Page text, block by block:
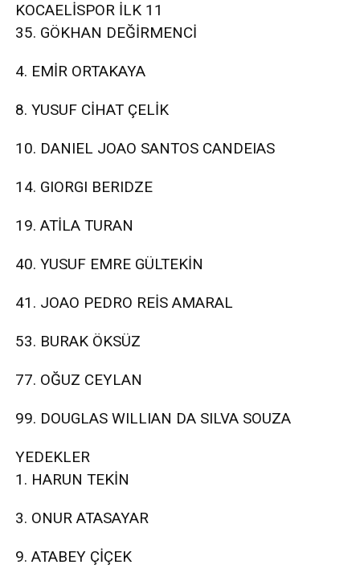
KOCAELİSPOR İLK 11
35. GÖKHAN DEĞİRMENCİ
4. EMİR ORTAKAYA
8. YUSUF CİHAT ÇELİK
10. DANIEL JOAO SANTOS CANDEIAS
14. GIORGI BERIDZE
19. ATİLA TURAN
40. YUSUF EMRE GÜLTEKİN
41. JOAO PEDRO REİS AMARAL
53. BURAK ÖKSÜZ
77. OĞUZ CEYLAN
99. DOUGLAS WILLIAN DA SILVA SOUZA
YEDEKLER
1. HARUN TEKİN
3. ONUR ATASAYAR
9. ATABEY ÇİÇEK